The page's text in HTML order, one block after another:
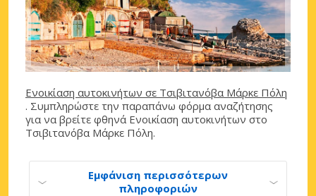
Ενοικίαση αυτοκινήτων σε Τσιβιτανόβα Μάρκε Πόλη
. Συμπληρώστε την παραπάνω φόρμα αναζήτησης
για να βρείτε φθηνά Ενοικίαση αυτοκινήτων στο
Τσιβιτανόβα Μάρκε Πόλη.
Εμφάνιση περισσότερων
πληροφοριών